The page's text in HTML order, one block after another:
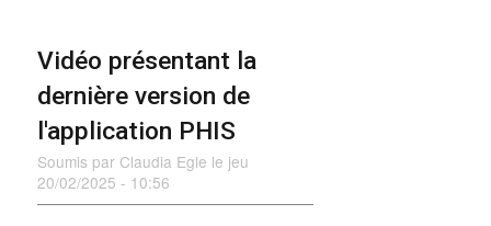
Vidéo présentant la
dernière version de
l'application PHIS
Soumis par Claudia Egle le jeu
20/02/2025 - 10:56